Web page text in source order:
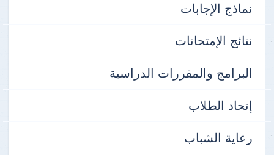
نماذج الإجابات
نتائج الإمتحانات
البرامج والمقررات الدراسية
إتحاد الطلاب
رعاية الشباب